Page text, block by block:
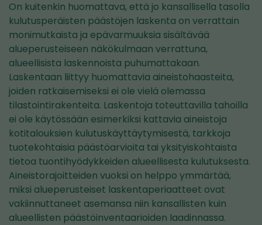
On kuitenkin huomattava, että jo kansallisella tasolla
kulutusperäisten päästöjen laskenta on verrattain
monimutkaista ja epävarmuuksia sisältävää
alueperusteiseen näkökulmaan verrattuna,
alueellisista laskennoista puhumattakaan.
Laskentaan liittyy huomattavia aineistohaasteita,
joiden ratkaisemiseksi ei ole vielä olemassa
tilastointirakenteita. Laskentoja toteuttavilla tahoilla
ei ole käytössään esimerkiksi kattavia aineistoja
kotitalouksien kulutuskäyttäytymisestä, tarkkoja
tuotekohtaisia päästöarvioita tai yksityiskohtaista
tietoa tuontihyödykkeiden alueellisesta kulutuksesta.
Aineistorajoitteiden vuoksi on helppo ymmärtää,
miksi alueperusteiset laskentaperiaatteet ovat
vakiinnuttaneet asemansa niin kansallisten kuin
alueellisten päästöinventaarioiden laadinnassa.